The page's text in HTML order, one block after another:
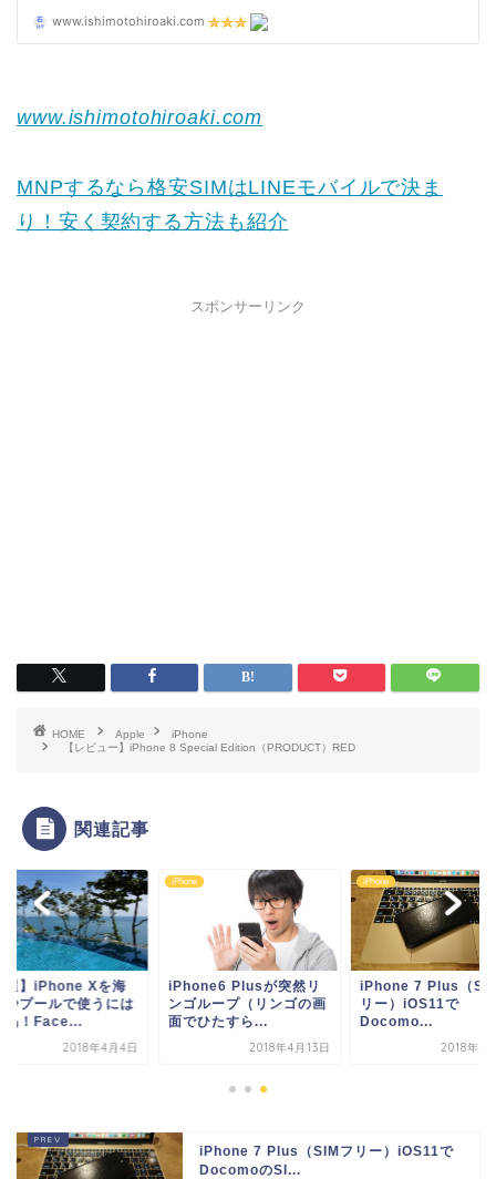
www.ishimotohiroaki.com
MNPするなら格安SIMはLINEモバイルで決ま
り！安く契約する方法も紹介
スポンサーリンク
HOME Apple
iPhone
【レビュー】iPhone 8 Special Edition（PRODUCT）RED
関連記事
選】iPhone Xを海
やプールで使うには
品！Face...
2018年4月4日
iPhone
iPhone6 Plusが突然リ
ンゴループ（リンゴの画
面でひたすら...
2018年4月13日
iPhone
iPhone 7 Plus（
リー）iOS11で
Docomo...
2018年4
iPhone 7 Plus（SIMフリー）iOS11で
DocomoのSI...